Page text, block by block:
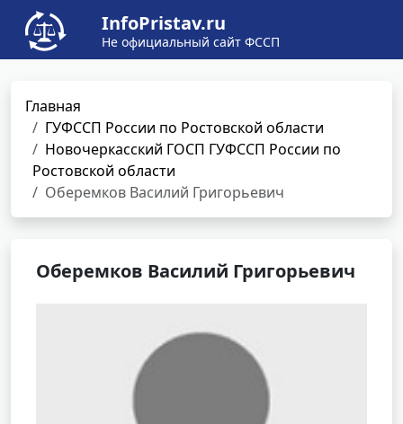
InfoPristav.ru
Не официальный сайт ФССП
Главная
ГУФССП России по Ростовской области
Новочеркасский ГОСП ГУФССП России по
Ростовской области
Оберемков Василий Григорьевич
Оберемков Василий Григорьевич